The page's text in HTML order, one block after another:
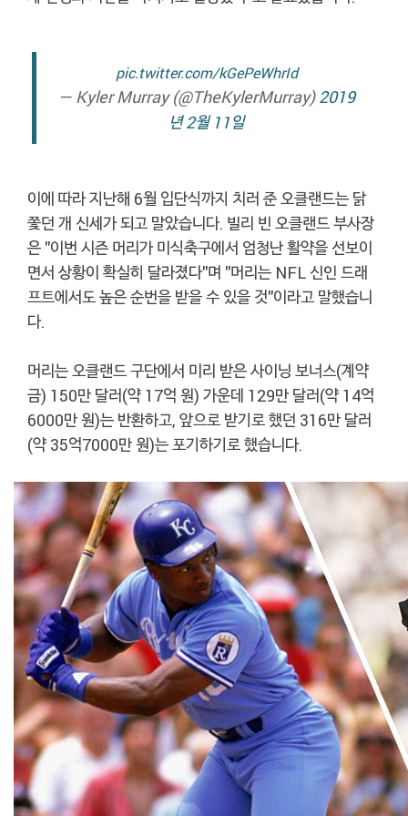
pic.twitter.com/kGePeWhrId
— Kyler Murray (@TheKylerMurray)2019
년 2월 11일
이에 따라 지난해 6월 입단식까지 치러 준 오클랜드는 닭
쫓던 개 신세가 되고 말았습니다. 빌리 빈 오클랜드 부사장
은 "이번 시즌 머리가 미식축구에서 엄청난 활약을 선보이
면서 상황이 확실히 달라졌다"며 "머리는 NFL 신인 드래
프트에서도 높은 순번을 받을 수 있을 것"이라고 말했습니
다.
머리는 오클랜드 구단에서 미리 받은 사이닝 보너스(계약
금) 150만 달러(약 17억 원) 가운데 129만 달러(약 14억
6000만 원)는 반환하고, 앞으로 받기로 했던 316만 달러
(약 35억7000만 원)는 포기하기로 했습니다.